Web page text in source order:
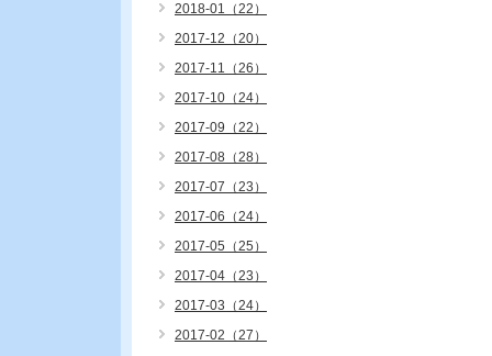
2018-01（22）
2017-12（20）
2017-11（26）
2017-10（24）
2017-09（22）
2017-08（28）
2017-07（23）
2017-06（24）
2017-05（25）
2017-04（23）
2017-03（24）
2017-02（27）